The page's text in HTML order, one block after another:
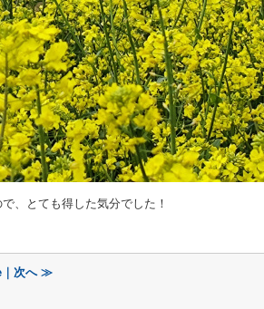
、とても得した気分でした！
｜次へ ≫